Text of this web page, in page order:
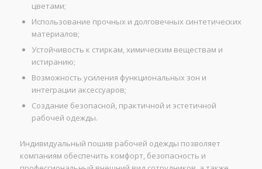
цветами;
Использование прочных и долговечных синтетических
материалов;
Устойчивость к стиркам, химическим веществам и
истиранию;
Возможность усиления функциональных зон и
интеграции аксессуаров;
Создание безопасной, практичной и эстетичной
рабочей одежды.
Индивидуальный пошив рабочей одежды позволяет
компаниям обеспечить комфорт, безопасность и